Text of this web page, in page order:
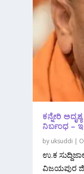
ಕನ್ನೇರಿ
ನಿರ್ಬಂಧ –
by uksuddi |
ಉ.ಕ
ವಿಜಯಪುರ